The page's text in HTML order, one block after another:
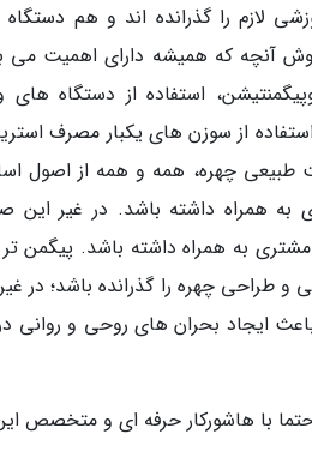
لازم را گذرانده اند و هم
روش آنچه که همیشه دارای اهمیت می
استفاده از دستگاه های
از سوزن های یکبار مصرف
طبیعی چهره، همه و همه از اصول
به همراه داشته باشد. در غیر این
مشتری به همراه داشته باشد. پیگمن تر
طراحی چهره را گذرانده باشد؛ در
ایجاد بحران های روحی و روانی
با هاشورکار حرفه ای و متخصص